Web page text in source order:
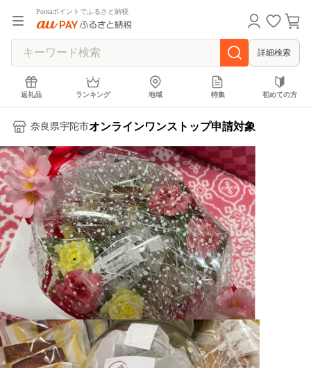
Pontaポイントでふるさと納税
詳細検索
返礼品 ランキング 地域 特集 初めての方
奈良県宇陀市オンラインワンストップ申請対象